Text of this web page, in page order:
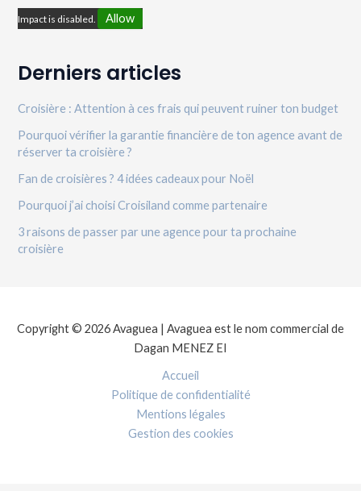
Impact is disabled. Allow
Derniers articles
Croisière : Attention à ces frais qui peuvent ruiner ton budget
Pourquoi vérifier la garantie financière de ton agence avant de
réserver ta croisière ?
Fan de croisières ? 4 idées cadeaux pour Noël
Pourquoi j’ai choisi Croisiland comme partenaire
3 raisons de passer par une agence pour ta prochaine
croisière
Copyright © 2026 Avaguea | Avaguea est le nom commercial de
Dagan MENEZ EI
Accueil
Politique de confidentialité
Mentions légales
Gestion des cookies